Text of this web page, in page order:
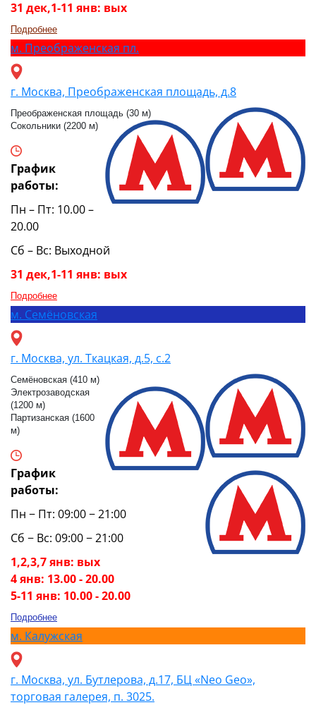
31 дек,1-11 янв: вых
Подробнее
м. Преображенская пл.
г. Москва, Преображенская площадь, д.8
Преображенская площадь (30 м)
Сокольники (2200 м)
График
работы:
Пн – Пт: 10.00 –
20.00
Сб – Вс: Выходной
31 дек,1-11 янв: вых
Подробнее
м. Семёновская
г. Москва, ул. Ткацкая, д.5, с.2
Семёновская (410 м)
Электрозаводская
(1200 м)
Партизанская (1600
м)
График
работы:
Пн − Пт: 09:00 − 21:00
Сб − Вс: 09:00 − 21:00
1,2,3,7 янв: вых
4 янв: 13.00 - 20.00
5-11 янв: 10.00 - 20.00
Подробнее
м. Калужская
г. Москва, ул. Бутлерова, д.17, БЦ «Neo Geo»,
торговая галерея, п. 3025.